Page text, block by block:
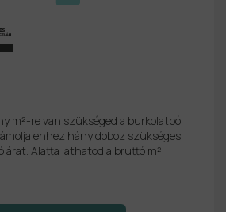
m²-re van szükséged a burkolatból
ehhez hány doboz szükséges
árat. Alatta láthatod a bruttó m²